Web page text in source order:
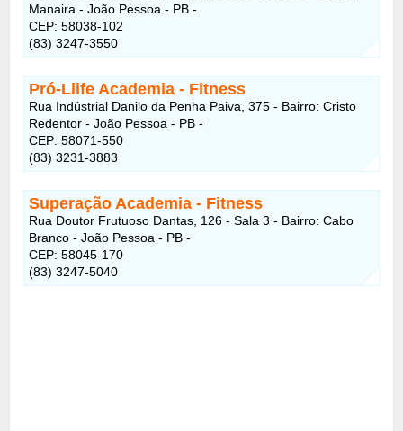
Manaira - João Pessoa - PB -
CEP: 58038-102
(83) 3247-3550
Pró-Llife Academia- Fitness
Rua Indústrial Danilo da Penha Paiva, 375 - Bairro: Cristo
Redentor - João Pessoa - PB -
CEP: 58071-550
(83) 3231-3883
Superação Academia- Fitness
Rua Doutor Frutuoso Dantas, 126 - Sala 3 - Bairro: Cabo
Branco - João Pessoa - PB -
CEP: 58045-170
(83) 3247-5040